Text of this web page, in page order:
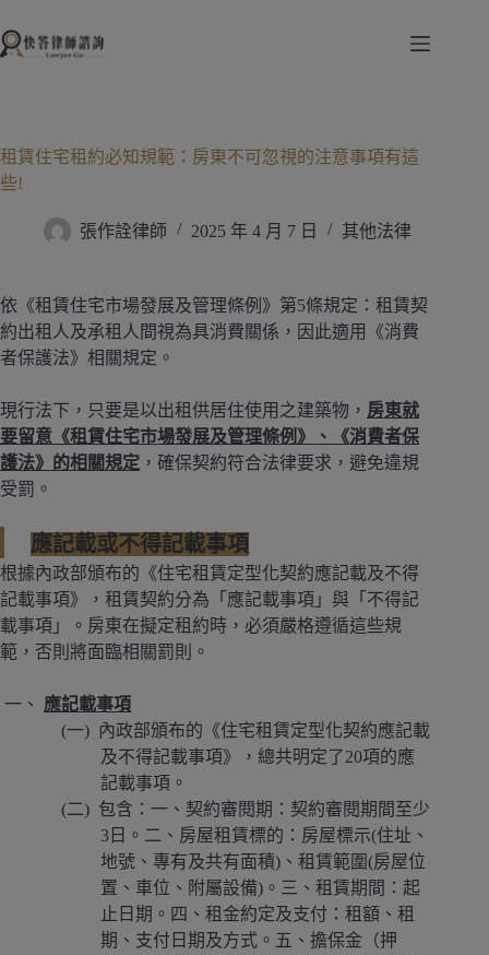
至
容
租賃住宅租約必知規範：房東不可忽視的注意事項有這
些!
張作詮律師 2025 年 4 月 7 日 其他法律
依《租賃住宅市場發展及管理條例》第5條規定：租賃契
約出租人及承租人間視為具消費關係，因此適用《消費
者保護法》相關規定。
現行法下，只要是以出租供居住使用之建築物， 房東就
要留意《租賃住宅市場發展及管理條例》、《消費者保
護法》的相關規定 ，確保契約符合法律要求，避免違規
受罰。
應記載或不得記載事項
根據內政部頒布的《住宅租賃定型化契約應記載及不得
記載事項》，租賃契約分為「應記載事項」與「不得記
載事項」。房東在擬定租約時，必須嚴格遵循這些規
範，否則將面臨相關罰則。
應記載事項
內政部頒布的《住宅租賃定型化契約應記載
及不得記載事項》，總共明定了20項的應
記載事項。
包含：一、契約審閱期：契約審閱期間至少
3日。二、房屋租賃標的：房屋標示(住址、
地號、專有及共有面積)、租賃範圍(房屋位
置、車位、附屬設備)。三、租賃期間：起
止日期。四、租金約定及支付：租額、租
期、支付日期及方式。五、擔保金（押